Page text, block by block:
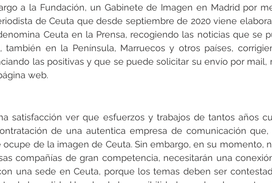
a la Fundación, un Gabinete de Imagen en Madrid por
de Ceuta que desde septiembre de 2020 viene
Ceuta en la Prensa, recogiendo las noticias que se
también en la Península, Marruecos y otros países,
las positivas y que se puede solicitar su envío por mail,
web.
satisfacción ver que esfuerzos y trabajos de tantos años
de una autentica empresa de comunicación
ocupe de la imagen de Ceuta. Sin embargo, en su momento,
compañías de gran competencia, necesitarán una
una sede en Ceuta, porque los temas deben ser